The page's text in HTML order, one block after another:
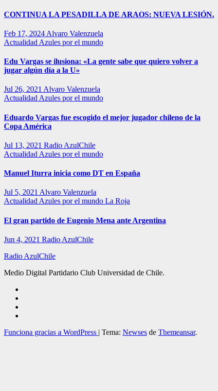
CONTINUA LA PESADILLA DE ARAOS: NUEVA LESIÓN.
Feb 17, 2024 Alvaro Valenzuela
Actualidad Azules por el mundo
Edu Vargas se ilusiona: «La gente sabe que quiero volver a
jugar algún día a la U»
Jul 26, 2021 Alvaro Valenzuela
Actualidad Azules por el mundo
Eduardo Vargas fue escogido el mejor jugador chileno de la
Copa América
Jul 13, 2021 Radio AzulChile
Actualidad Azules por el mundo
Manuel Iturra inicia como DT en España
Jul 5, 2021 Alvaro Valenzuela
Actualidad Azules por el mundo La Roja
El gran partido de Eugenio Mena ante Argentina
Jun 4, 2021 Radio AzulChile
Radio AzulChile
Medio Digital Partidario Club Universidad de Chile.
Funciona gracias a WordPress | Tema: Newses de Themeansar.